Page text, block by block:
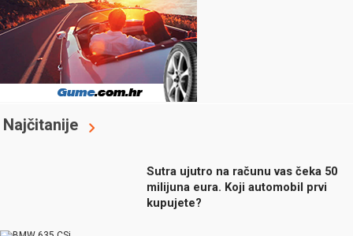
Najčitanije
Sutra ujutro na računu vas čeka 50
milijuna eura. Koji automobil prvi
kupujete?